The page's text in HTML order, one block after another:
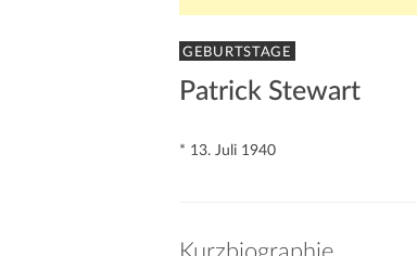
GEBURTSTAGE
Patrick Stewart
* 13. Juli 1940
Kurzbiographie